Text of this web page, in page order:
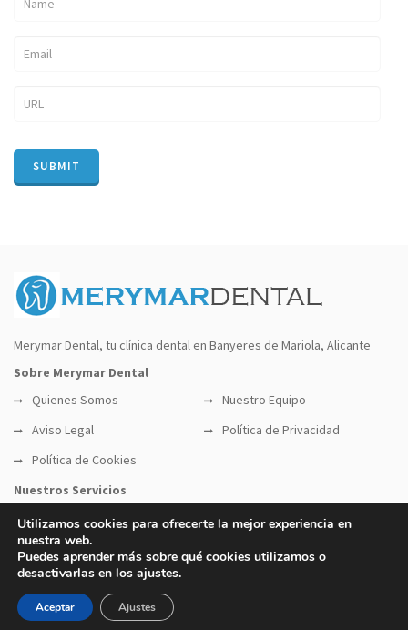
Merymar Dental, tu clínica dental en Banyeres de Mariola, Alicante
Sobre Merymar Dental
Quienes Somos
Nuestro Equipo
Aviso Legal
Política de Privacidad
Política de Cookies
Nuestros Servicios
Servicios Odontológicos
Implantes
Ortodoncia
© 2023 Merymar Dental. Todos los derechos
reservados.
Utilizamos cookies para ofrecerte la mejor experiencia en
nuestra web.
Puedes aprender más sobre qué cookies utilizamos o
desactivarlas en los ajustes.
Aceptar Ajustes